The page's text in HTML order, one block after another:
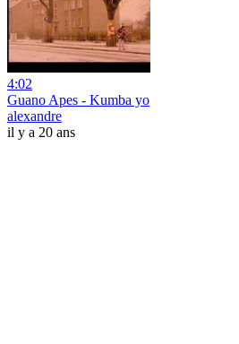
4:02
Guano Apes - Kumba yo
alexandre
il y a 20 ans